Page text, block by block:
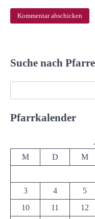
Suche nach
Pfarrkalender
M
D M
3
4 5
10
11 12